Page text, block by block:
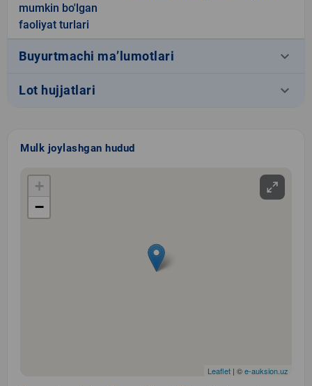
mumkin bo'lgan
faoliyat turlari
Buyurtmachi ma’lumotlari keyboard_arrow_down
Lot hujjatlari keyboard_arrow_down
Mulk joylashgan hudud
+
−
Leaflet | ©e-auksion.uz